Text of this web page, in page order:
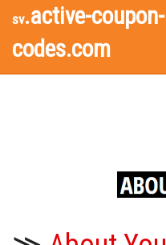
sv.active-coupon-
codes.com